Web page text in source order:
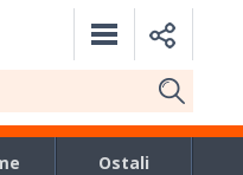
Ostali